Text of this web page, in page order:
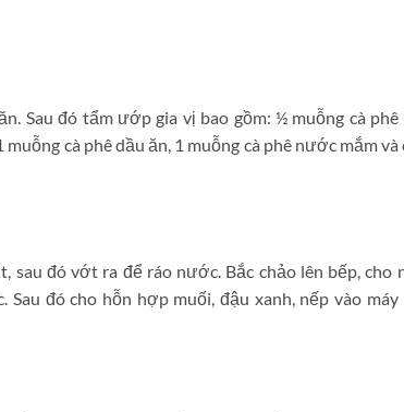
Sau đó tẩm ướp gia vị bao gồm: ½ muỗng cà phê
cà phê dầu ăn, 1 muỗng cà phê nước mắm và
sau đó vớt ra để ráo nước. Bắc chảo lên bếp, cho
đó cho hỗn hợp muối, đậu xanh, nếp vào máy